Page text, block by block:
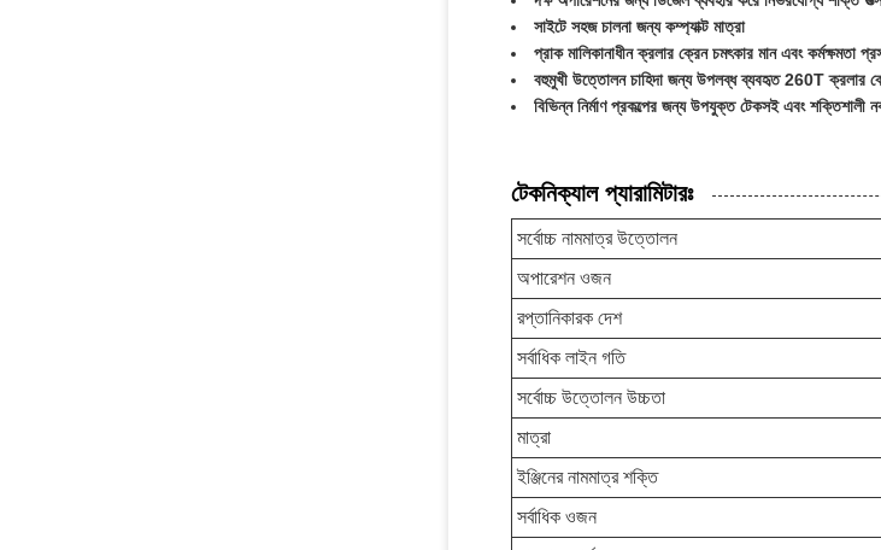
সাইটে সহজ চালনা জন্য কম্প্যাক্ট মাত্রা
প্রাক মালিকানাধীন ক্রলার ক্রেন চমৎকার মান এবং কর্মক্ষমতা
বহুমুখী উত্তোলন চাহিদা জন্য উপলব্ধ ব্যবহৃত 260T ক্রলার
বিভিন্ন নির্মাণ প্রকল্পের জন্য উপযুক্ত টেকসই এবং শক্তিশালী
টেকনিক্যাল প্যারামিটারঃ
সর্বোচ্চ নামমাত্র উত্তোলন
অপারেশন ওজন
রপ্তানিকারক দেশ
সর্বাধিক লাইন গতি
সর্বোচ্চ উত্তোলন উচ্চতা
মাত্রা
ইঞ্জিনের নামমাত্র শক্তি
সর্বাধিক ওজন